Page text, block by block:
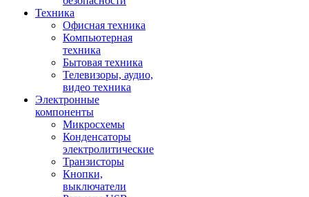
Техника
Офисная техника
Компьютерная
техника
Бытовая техника
Телевизоры, аудио,
видео техника
Электронные
компоненты
Микросхемы
Конденсаторы
электролитические
Транзисторы
Кнопки,
выключатели